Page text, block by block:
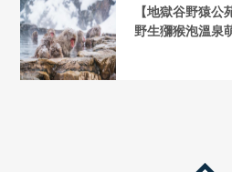
【地獄谷野猿
野生獼猴泡溫泉